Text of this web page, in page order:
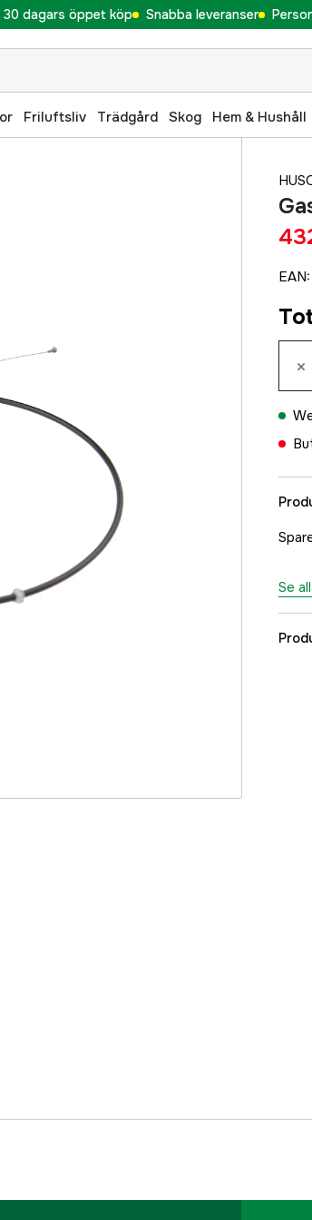
30 dagars öppet köp Snabba leveranser
Friluftsliv Trädgård Skog Hem & Hushåll
EAN:
×
Se